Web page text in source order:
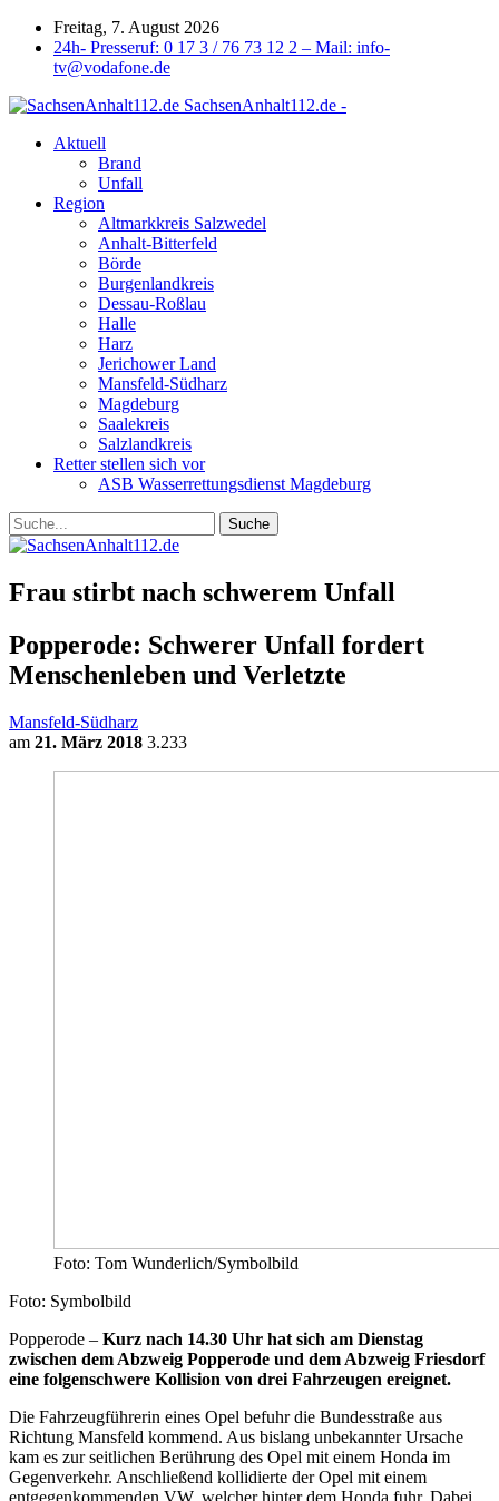
Freitag, 7. August 2026
24h- Presseruf: 0 17 3 / 76 73 12 2 – Mail: info-
tv@vodafone.de
SachsenAnhalt112.de -
Aktuell
Brand
Unfall
Region
Altmarkkreis Salzwedel
Anhalt-Bitterfeld
Börde
Burgenlandkreis
Dessau-Roßlau
Halle
Harz
Jerichower Land
Mansfeld-Südharz
Magdeburg
Saalekreis
Salzlandkreis
Retter stellen sich vor
ASB Wasserrettungsdienst Magdeburg
Frau stirbt nach schwerem Unfall
Popperode: Schwerer Unfall fordert
Menschenleben und Verletzte
Mansfeld-Südharz
am 21. März 2018 3.233
Foto: Tom Wunderlich/Symbolbild
Foto: Symbolbild
Popperode – Kurz nach 14.30 Uhr hat sich am Dienstag
zwischen dem Abzweig Popperode und dem Abzweig Friesdorf
eine folgenschwere Kollision von drei Fahrzeugen ereignet.
Die Fahrzeugführerin eines Opel befuhr die Bundesstraße aus
Richtung Mansfeld kommend. Aus bislang unbekannter Ursache
kam es zur seitlichen Berührung des Opel mit einem Honda im
Gegenverkehr. Anschließend kollidierte der Opel mit einem
entgegenkommenden VW, welcher hinter dem Honda fuhr. Dabei